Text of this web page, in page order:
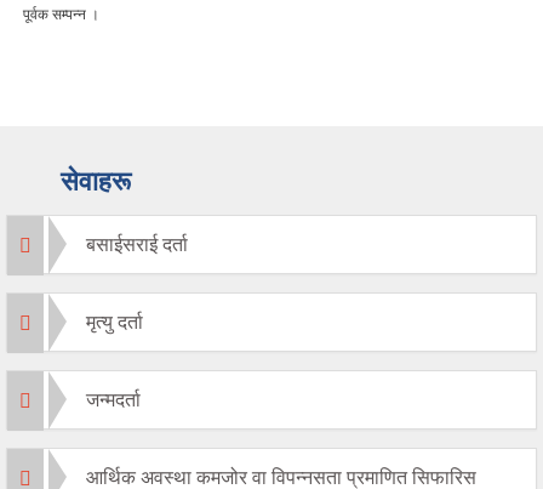
पूर्वक सम्पन्न ।
सेवाहरू
बसाईसराई दर्ता
मृत्यु दर्ता
जन्मदर्ता
आर्थिक अवस्था कमजोर वा विपन्नसता प्रमाणित सिफारिस